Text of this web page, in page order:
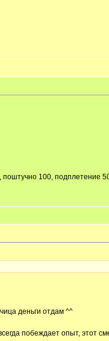
100, подплетение
деньги отдам ^^
побеждает опыт, этот